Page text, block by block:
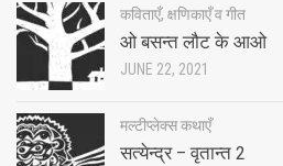
कविताएँ, क्षणिकाएँ व गीत
ओ बसन्त लौट के आओ
JUNE 22, 2021
मल्टीप्लेक्स कथाएँ
सत्येन्द्र – वृतान्त 2